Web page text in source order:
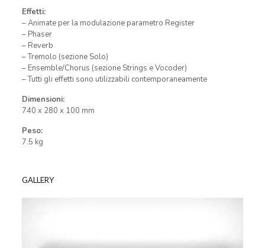
Effetti:
– Animate per la modulazione parametro Register
– Phaser
– Reverb
– Tremolo (sezione Solo)
– Ensemble/Chorus (sezione Strings e Vocoder)
– Tutti gli effetti sono utilizzabili contemporaneamente
Dimensioni:
740 x 280 x 100 mm
Peso:
7.5 kg
GALLERY